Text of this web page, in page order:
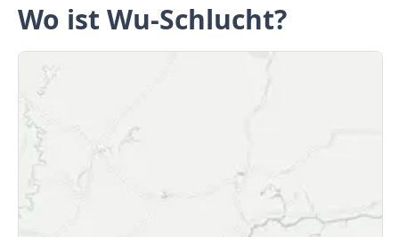
Wo ist Wu-Schlucht?